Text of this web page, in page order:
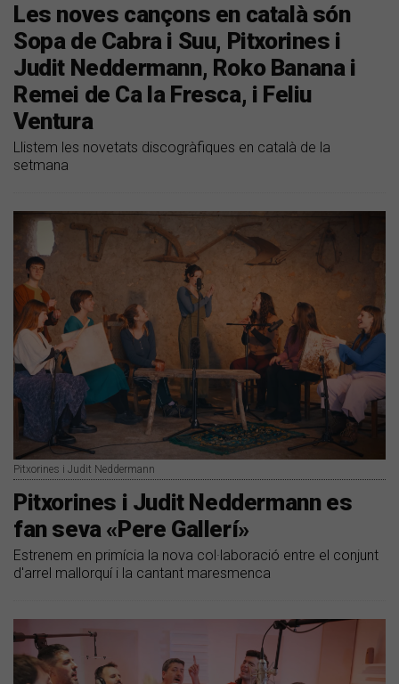
Les noves cançons en català són
Sopa de Cabra i Suu, Pitxorines i
Judit Neddermann, Roko Banana i
Remei de Ca la Fresca, i Feliu
Ventura
Llistem les novetats discogràfiques en català de la
setmana
Pitxorines i Judit Neddermann
Pitxorines i Judit Neddermann es
fan seva «Pere Gallerí»
Estrenem en primícia la nova col·laboració entre el conjunt
d'arrel mallorquí i la cantant maresmenca